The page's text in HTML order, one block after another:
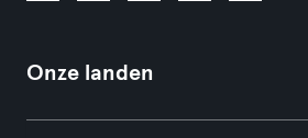
Onze landen